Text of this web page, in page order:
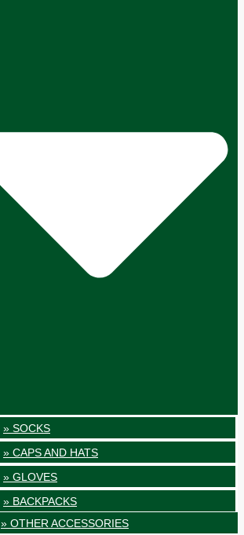
» SOCKS
» CAPS AND HATS
» GLOVES
» BACKPACKS
» OTHER ACCESSORIES